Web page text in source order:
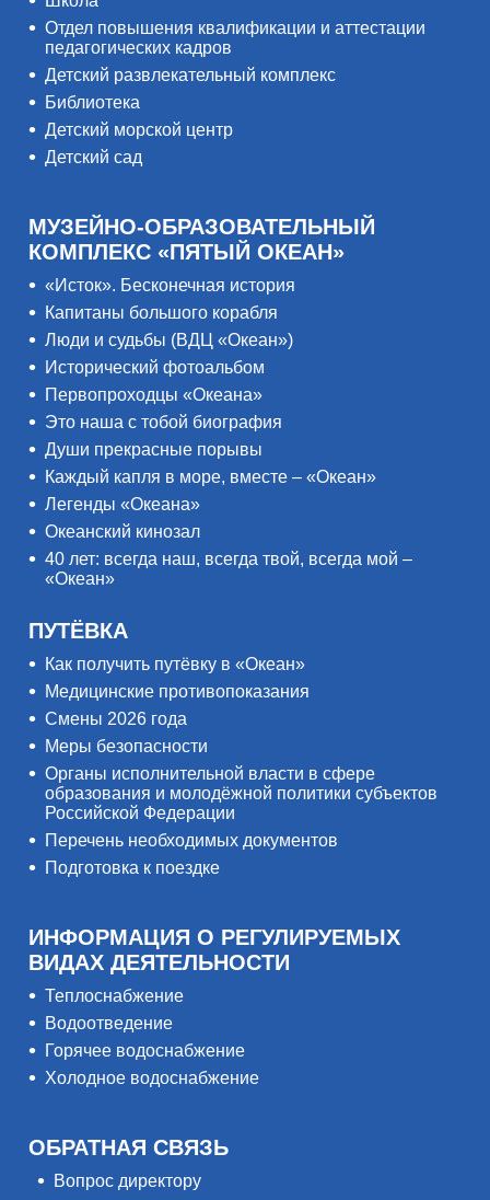
Отдел повышения квалификации и аттестации
педагогических кадров
Детский развлекательный комплекс
Библиотека
Детский морской центр
Детский сад
МУЗЕЙНО-ОБРАЗОВАТЕЛЬНЫЙ
КОМПЛЕКС «ПЯТЫЙ ОКЕАН»
«Исток». Бесконечная история
Капитаны большого корабля
Люди и судьбы (ВДЦ «Океан»)
Исторический фотоальбом
Первопроходцы «Океана»
Это наша с тобой биография
Души прекрасные порывы
Каждый капля в море, вместе – «Океан»
Легенды «Океана»
Океанский кинозал
40 лет: всегда наш, всегда твой, всегда мой –
«Океан»
ПУТЁВКА
Как получить путёвку в «Океан»
Медицинские противопоказания
Смены 2026 года
Меры безопасности
Органы исполнительной власти в сфере
образования и молодёжной политики субъектов
Российской Федерации
Перечень необходимых документов
Подготовка к поездке
ИНФОРМАЦИЯ О РЕГУЛИРУЕМЫХ
ВИДАХ ДЕЯТЕЛЬНОСТИ
Теплоснабжение
Водоотведение
Горячее водоснабжение
Холодное водоснабжение
ОБРАТНАЯ СВЯЗЬ
Вопрос директору